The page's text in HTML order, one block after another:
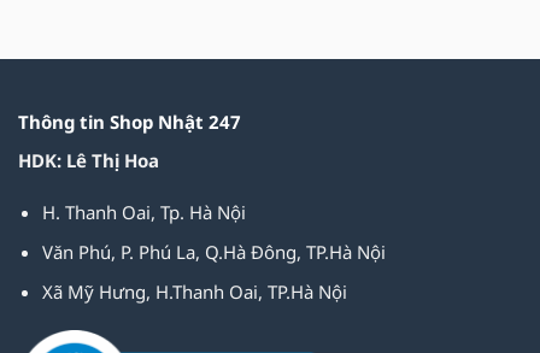
Thông tin Shop Nhật 247
HDK: Lê Thị Hoa
H. Thanh Oai, Tp. Hà Nội
Văn Phú, P. Phú La, Q.Hà Đông, TP.Hà Nội
Xã Mỹ Hưng, H.Thanh Oai, TP.Hà Nội